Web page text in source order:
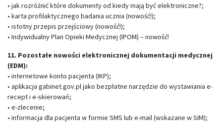
• jak rozróżnić które dokumenty od kiedy mają być elektroniczne?;
• karta profilaktycznego badania ucznia (nowość!);
• istotny przepis przejściowy (nowość!);
• Indywidualny Plan Opieki Medycznej (IPOM) – nowość!
11. Pozostałe nowości elektronicznej dokumentacji medycznej
(EDM):
• internetowe konto pacjenta (IKP);
• aplikacja gabinet.gov.pl jako bezpłatne narzędzie do wystawiania e-
recept i e-skierowań;
• e-zlecenie;
• informacja dla pacjenta w formie SMS lub e-mail (wskazane w SIM);